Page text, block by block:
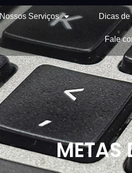
Nossos Serviços Dicas de
Fale
METAS